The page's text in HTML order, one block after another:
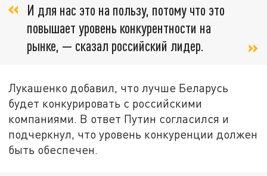
И для нас это на пользу, потому что это
повышает уровень конкурентности на
рынке, — сказал российский лидер.
Лукашенко добавил, что лучше Беларусь
будет конкурировать с российскими
компаниями. В ответ Путин согласился и
подчеркнул, что уровень конкуренции должен
быть обеспечен.